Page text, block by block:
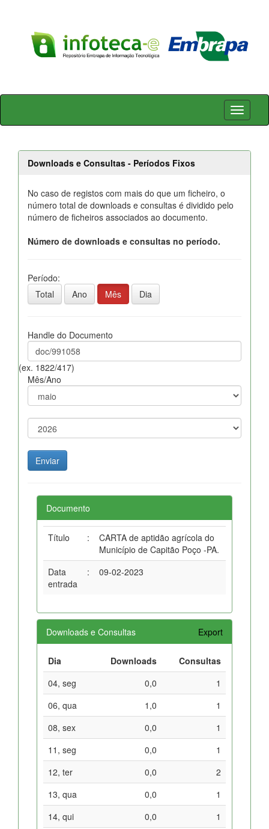
Skip
Downloads e Consultas - Períodos Fixos
No caso de registos com mais do que um ficheiro, o
número total de downloads e consultas é dividido pelo
número de ficheiros associados ao documento.
Número de downloads e consultas no período.
Período:
Total
Ano Mês Dia
Handle do Documento
(ex. 1822/417)
Mês/Ano
Documento
Título :
CARTA de aptidão agrícola do
Município de Capitão Poço -PA.
Data
entrada
: 09-02-2023
Downloads e Consultas Export
Dia Downloads
Consultas
04, seg
0,0
1
06, qua
1,0
1
08, sex
0,0
1
11, seg
0,0
1
12, ter
0,0
2
13, qua
0,0
1
14, qui
0,0
1